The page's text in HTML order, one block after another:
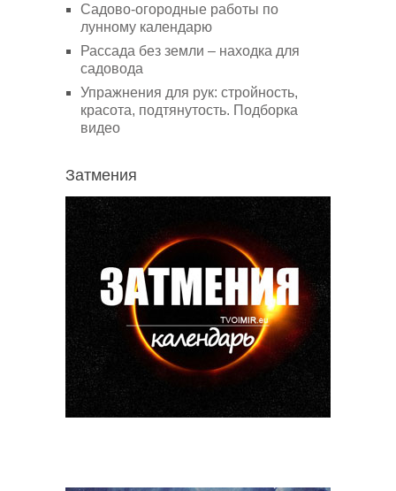
Садово-огородные работы по
лунному календарю
Рассада без земли – находка для
садовода
Упражнения для рук: стройность,
красота, подтянутость. Подборка
видео
Затмения